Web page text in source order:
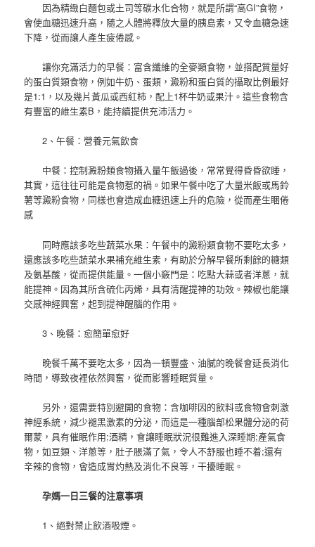
因為精緻白麵包或土司等碳水化合物，就是所謂“高GI”食物，
會使血糖迅速升高，隨之人體將釋放大量的胰島素，又令血糖急速
下降，從而讓人產生疲倦感。
讓你充滿活力的早餐：富含纖維的全麥類食物，並搭配質量好
的蛋白質類食物，例如牛奶、蛋類，澱粉和蛋白質的攝取比例最好
是1:1，以及幾片黃瓜或西紅柿，配上1杯牛奶或果汁。這些食物含
有豐富的維生素B，能持續提供充沛活力。
2、午餐：營養元氣飲食
中餐：控制澱粉類食物攝入量午飯過後，常常覺得昏昏欲睡，
其實，這往往可能是食物惹的禍。如果午餐中吃了大量米飯或馬鈴
薯等澱粉食物，同樣也會造成血糖迅速上升的危險，從而產生睏倦
感
同時應該多吃些蔬菜水果：午餐中的澱粉類食物不要吃太多，
還應該多吃些蔬菜水果補充維生素，有助於分解早餐所剩餘的糖類
及氨基酸，從而提供能量。一個小竅門是：吃點大蒜或者洋蔥，就
能提神。因為其所含硫化丙烯，具有清醒提神的功效。辣椒也能讓
交感神經興奮，起到提神醒腦的作用。
3、晚餐：愈簡單愈好
晚餐千萬不要吃太多，因為一頓豐盛、油膩的晚餐會延長消化
時間，導致夜裡依然興奮，從而影響睡眠質量。
另外，還需要特別避開的食物：含咖啡因的飲料或食物會刺激
神經系統，減少褪黑激素的分泌，而這是一種腦部松果體分泌的荷
爾蒙，具有催眠作用;酒精，會讓睡眠狀況很難進入深睡期;產氣食
物，如豆類、洋蔥等，肚子脹滿了氣，令人不舒服也睡不着;還有
辛辣的食物，會造成胃灼熱及消化不良等，干擾睡眠。
孕媽一日三餐的注意事項
1、絕對禁止飲酒吸煙。